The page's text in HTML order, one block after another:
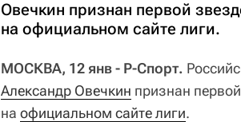
Овечкин признан первой
на официальном сайте лиги.
МОСКВА, 12 янв - Р-Спорт.
Александр Овечкин признан
на официальном сайте лиги.